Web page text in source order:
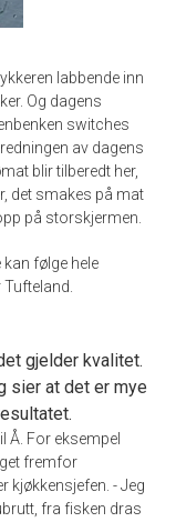
labbende inn
Og dagens
switches
av dagens
blir tilberedt her,
det smakes på mat
på storskjermen.
følge hele
gjelder kvalitet.
sier at det er mye
Å. For eksempel
fremfor
kjøkkensjefen. - Jeg
fra fisken dras